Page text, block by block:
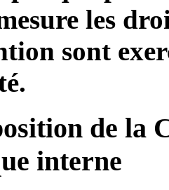
les
sont
de la
interne